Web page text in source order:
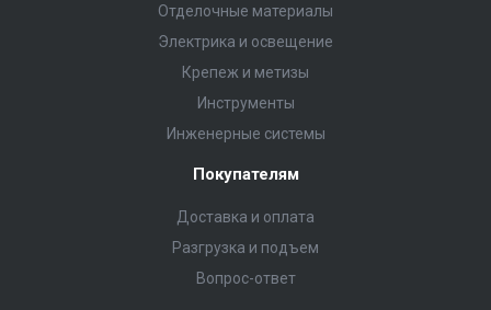
Отделочные материалы
Электрика и освещение
Крепеж и метизы
Инструменты
Инженерные системы
Покупателям
Доставка и оплата
Разгрузка и подъем
Вопрос-ответ